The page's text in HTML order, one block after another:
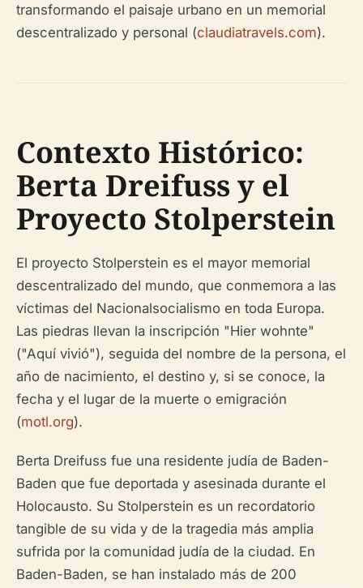
transformando el paisaje urbano en un memorial
descentralizado y personal (claudiatravels.com).
Contexto Histórico:
Berta Dreifuss y el
Proyecto Stolperstein
El proyecto Stolperstein es el mayor memorial
descentralizado del mundo, que conmemora a las
víctimas del Nacionalsocialismo en toda Europa.
Las piedras llevan la inscripción "Hier wohnte"
("Aquí vivió"), seguida del nombre de la persona, el
año de nacimiento, el destino y, si se conoce, la
fecha y el lugar de la muerte o emigración
(motl.org).
Berta Dreifuss fue una residente judía de Baden-
Baden que fue deportada y asesinada durante el
Holocausto. Su Stolperstein es un recordatorio
tangible de su vida y de la tragedia más amplia
sufrida por la comunidad judía de la ciudad. En
Baden-Baden, se han instalado más de 200